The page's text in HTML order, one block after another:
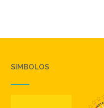
SIMBOLOS